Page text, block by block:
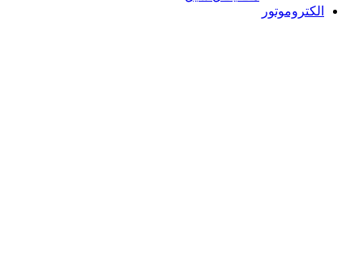
الکتروموتور